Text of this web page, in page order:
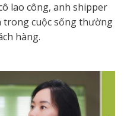
lao công, anh shipper
trong cuộc sống thường
hàng.